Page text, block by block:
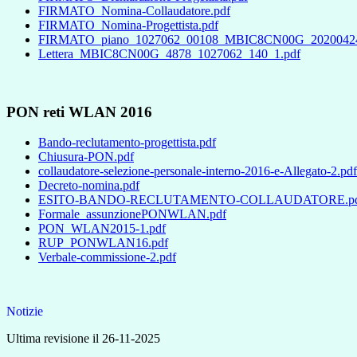
FIRMATO_Nomina-Collaudatore.pdf
FIRMATO_Nomina-Progettista.pdf
Lettera_MBIC8CN00G_4878_1027062_140_1.pdf
PON reti WLAN 2016
Bando-reclutamento-progettista.pdf
Chiusura-PON.pdf
collaudatore-selezione-personale-interno-2016-e-Allegato-2.pdf
Decreto-nomina.pdf
ESITO-BANDO-RECLUTAMENTO-
Formale_assunzionePONWLAN.pdf
PON_WLAN2015-1.pdf
RUP_PONWLAN16.pdf
Verbale-commissione-2.pdf
Notizie
Ultima revisione il 26-11-2025